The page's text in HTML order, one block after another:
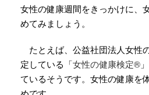
女性の健康週間をきっかけに、
めてみましょう。
たとえば、公益社団法人女性
定している「女性の健康検定®
ているそうです。女性の健康を